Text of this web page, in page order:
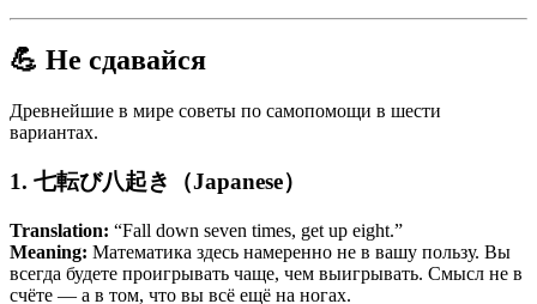
💪 Не сдавайся
Древнейшие в мире советы по самопомощи в шести
вариантах.
1. 七転び八起き（Japanese）
Translation: “Fall down seven times, get up eight.”
Meaning: Математика здесь намеренно не в вашу пользу. Вы
всегда будете проигрывать чаще, чем выигрывать. Смысл не в
счёте — а в том, что вы всё ещё на ногах.